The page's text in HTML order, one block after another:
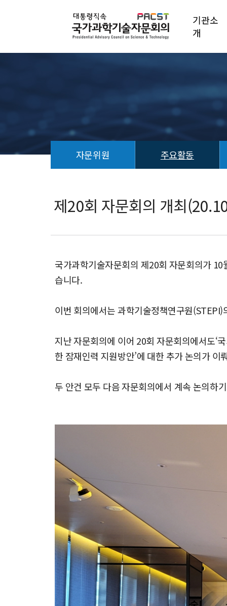
기관소
개
자문위원 주요활동
과
제20회 자문회의 개최
국가과학기술자문회의 제20회 자문회의가
습니다.
이번 회의에서는 과학기술정책연구원
지난 자문회의에 이어 20회 자문회의에서도‘
한 잠재인력 지원방안’에 대한 추가 논의가 이
두 안건 모두 다음 자문회의에서 계속 논의하